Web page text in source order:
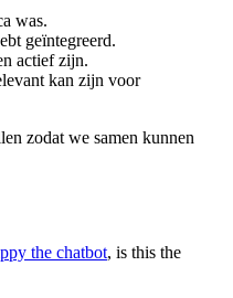
was.
geïntegreerd.
actief zijn.
kan zijn voor
zodat we samen kunnen
the chatbot, is this the